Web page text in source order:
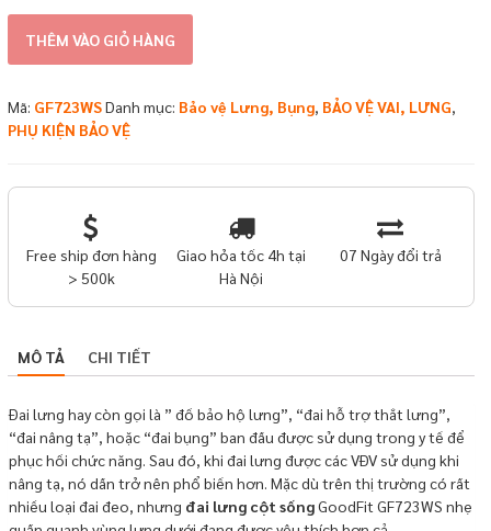
cột
sống,
GoodFit
GF723WS
THÊM VÀO GIỎ HÀNG
Mã: GF723WSDanh mục: Bảo vệ Lưng, Bụng, BẢO VỆ VAI, LƯNG,
PHỤ KIỆN BẢO VỆ
Free ship đơn hàng
> 500k
Giao hỏa tốc 4h tại
Hà Nội
07 Ngày đổi trả
MÔ TẢ CHI TIẾT
Đai lưng hay còn gọi là ” đồ bảo hộ lưng”, “đai hỗ trợ thắt lưng”,
“đai nâng tạ”, hoặc “đai bụng” ban đầu được sử dụng trong y tế để
phục hồi chức năng. Sau đó, khi đai lưng được các VĐV sử dụng khi
nâng tạ, nó dần trở nên phổ biến hơn. Mặc dù trên thị trường có rất
nhiều loại đai đeo, nhưng đai lưng cột sốngGoodFit GF723WS nhẹ